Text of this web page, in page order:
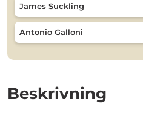
James Suckling
Antonio Galloni
Beskrivning